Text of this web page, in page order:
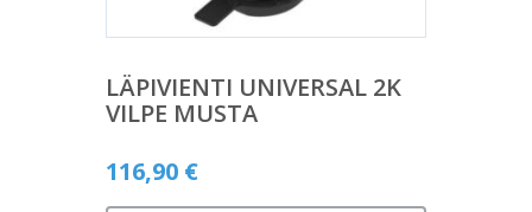
LÄPIVIENTI UNIVERSAL 2K
VILPE MUSTA
116,90 €